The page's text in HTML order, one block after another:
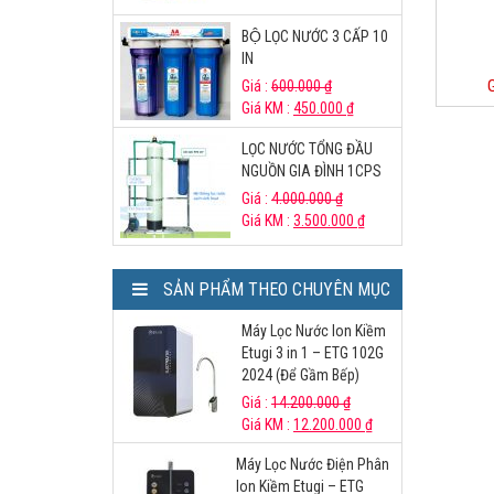
BỘ LỌC NƯỚC 3 CẤP 10
IN
Giá : 600.000₫
Giá KM : 450.000 ₫
LỌC NƯỚC TỔNG ĐẦU
NGUỒN GIA ĐÌNH 1CPS
Giá : 4.000.000₫
Giá KM : 3.500.000 ₫
SẢN PHẨM THEO CHUYÊN MỤC
Máy Lọc Nước Ion Kiềm
Etugi 3 in 1 – ETG 102G
2024 (Để Gầm Bếp)
Giá : 14.200.000₫
Giá KM : 12.200.000 ₫
Máy Lọc Nước Điện Phân
Ion Kiềm Etugi – ETG